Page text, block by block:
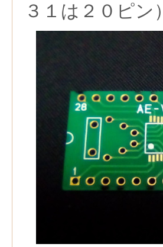
３１は２０ピン）